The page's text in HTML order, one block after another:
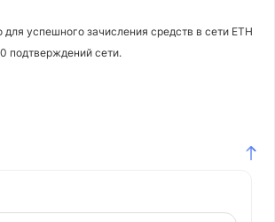
для успешного зачисления средств в сети ETH
подтверждений сети.